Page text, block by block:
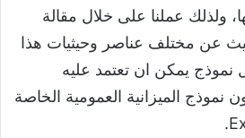
ولذلك عملنا على خلال مقالة
عن مختلف عناصر وحيثيات هذا
نموذج يمكن ان تعتمد عليه
نموذج الميزانية العمومية الخاصة